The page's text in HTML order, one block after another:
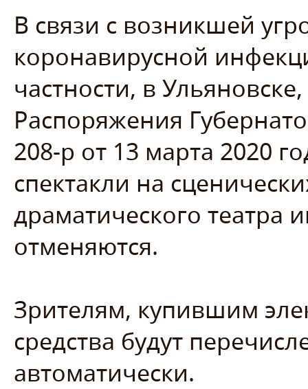
В связи с возникшей
коронавирусной
частности, в
Распоряжения
208-р от 13 марта 2020
спектакли на
драматического театра
отменяются.
Зрителям, купившим
средства будут
автоматически.